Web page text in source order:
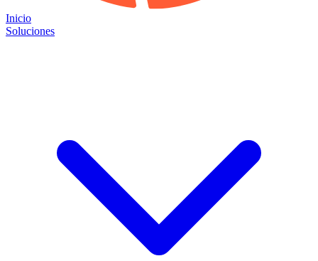
Inicio
Soluciones